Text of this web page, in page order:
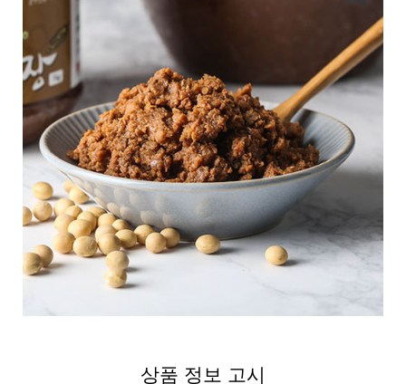
상품 정보 고시